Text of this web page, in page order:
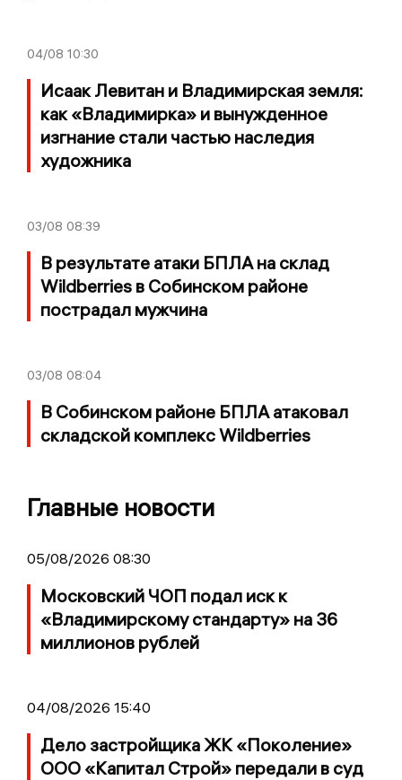
04/08 10:30
Исаак Левитан и Владимирская земля:
как «Владимирка» и вынужденное
изгнание стали частью наследия
художника
03/08 08:39
В результате атаки БПЛА на склад
Wildberries в Собинском районе
пострадал мужчина
03/08 08:04
В Собинском районе БПЛА атаковал
складской комплекс Wildberries
Главные новости
05/08/2026 08:30
Московский ЧОП подал иск к
«Владимирскому стандарту» на 36
миллионов рублей
04/08/2026 15:40
Дело застройщика ЖК «Поколение»
ООО «Капитал Строй» передали в суд